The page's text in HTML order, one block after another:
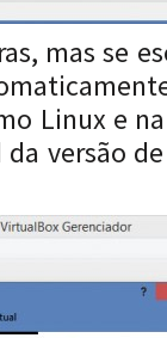
mas se
Linux e
versão